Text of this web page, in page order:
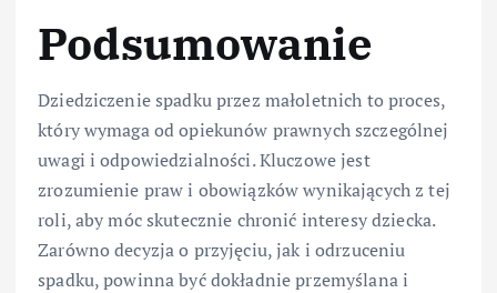
Podsumowanie
Dziedziczenie spadku przez małoletnich to proces,
który wymaga od opiekunów prawnych szczególnej
uwagi i odpowiedzialności. Kluczowe jest
zrozumienie praw i obowiązków wynikających z tej
roli, aby móc skutecznie chronić interesy dziecka.
Zarówno decyzja o przyjęciu, jak i odrzuceniu
spadku, powinna być dokładnie przemyślana i